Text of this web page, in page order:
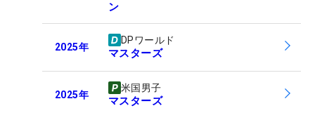
ン
2025年
DPワールド
マスターズ
2025年
米国男子
マスターズ